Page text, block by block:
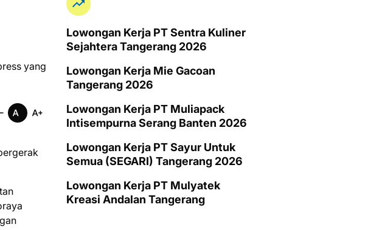
yang
Lowongan Kerja PT Sentra Kuliner
Sejahtera Tangerang 2026
Lowongan Kerja Mie Gacoan
Tangerang 2026
Lowongan Kerja PT Muliapack
Intisempurna Serang Banten 2026
Lowongan Kerja PT Sayur Untuk
Semua (SEGARI) Tangerang 2026
Lowongan Kerja PT Mulyatek
Kreasi Andalan Tangerang